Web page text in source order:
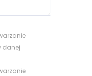
danej